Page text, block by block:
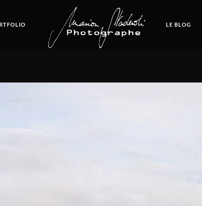
LE BLOG